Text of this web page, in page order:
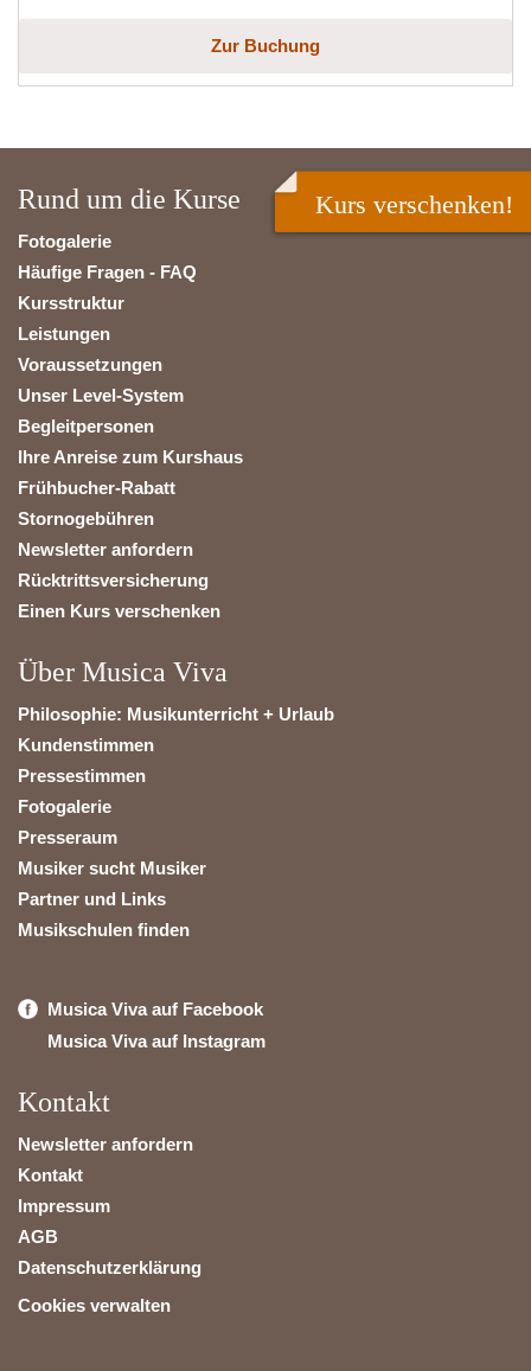
Zur Buchung
Rund um die Kurse
Fotogalerie
Häufige Fragen - FAQ
Kursstruktur
Leistungen
Voraussetzungen
Unser Level-System
Begleitpersonen
Ihre Anreise zum Kurshaus
Frühbucher-Rabatt
Stornogebühren
Newsletter anfordern
Rücktrittsversicherung
Einen Kurs verschenken
Über Musica Viva
Philosophie: Musikunterricht + Urlaub
Kundenstimmen
Pressestimmen
Fotogalerie
Presseraum
Musiker sucht Musiker
Partner und Links
Musikschulen finden
Musica Viva auf Facebook
Musica Viva auf Instagram
Kontakt
Newsletter anfordern
Kontakt
Impressum
AGB
Datenschutzerklärung
Cookies verwalten
Kurs verschenken!